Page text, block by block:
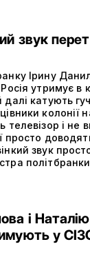
звук
Ірину
утримує в
катують
колонії
телевізор і не
просто
звук
і
у